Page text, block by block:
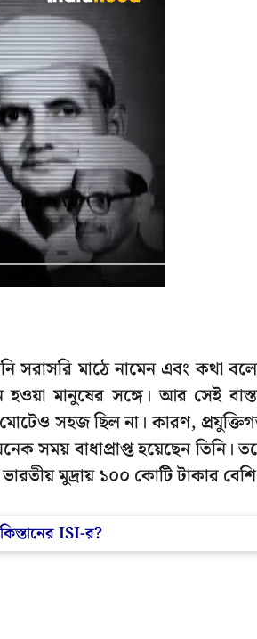
সরাসরি মাঠে নামেন এবং কথা
হওয়া মানুষের সঙ্গে। আর সেই
মোটেও সহজ ছিল না। কারণ,
সময় বাধাপ্রাপ্ত হয়েছেন তিনি।
মুদ্রায় ১০০ কোটি টাকার
ISI-র?